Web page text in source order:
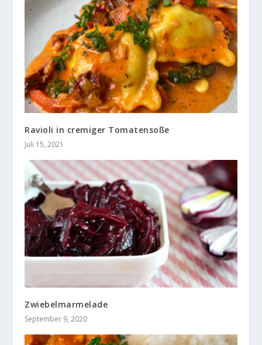
Ravioli in cremiger Tomatensoße
Juli 15, 2021
Zwiebelmarmelade
September 9, 2020